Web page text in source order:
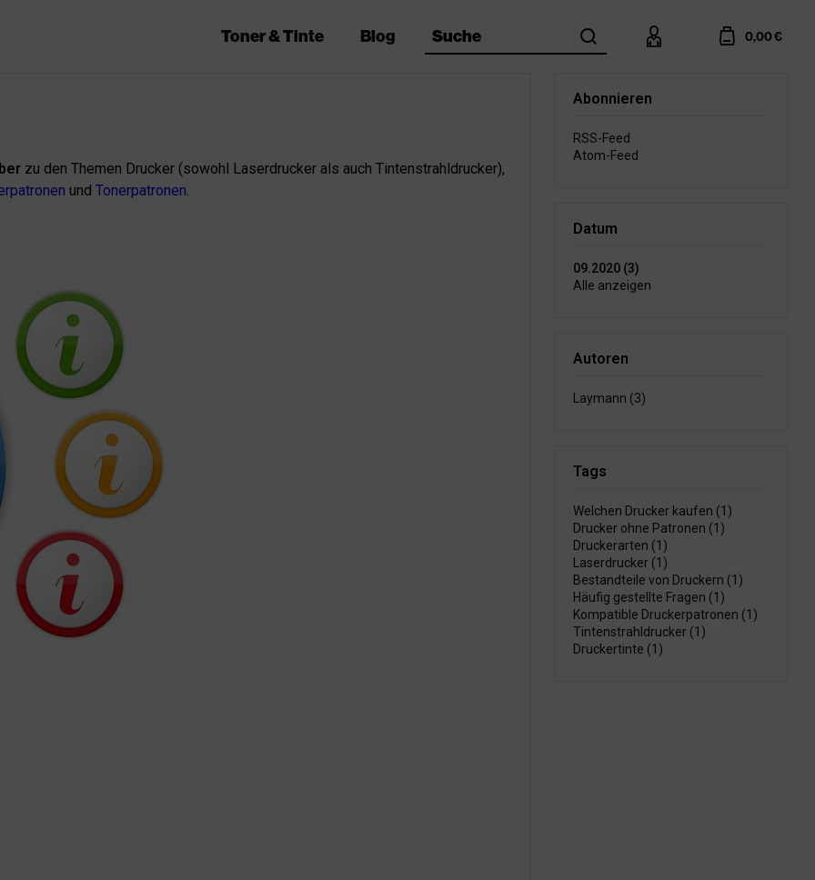
Toner & Tinte Blog Suche search account cart 0,00 €
Abonnieren
RSS-Feed
Atom-Feed
Datum
09.2020 (3)
Alle anzeigen
Autoren
Laymann (3)
Tags
Welchen Drucker kaufen (1)
Drucker ohne Patronen (1)
Druckerarten (1)
Laserdrucker (1)
Bestandteile von Druckern (1)
Häufig gestellte Fragen (1)
Kompatible Druckerpatronen (1)
Tintenstrahldrucker (1)
Druckertinte (1)
zu den Themen Drucker (sowohl Laserdrucker als auch Tintenstrahldrucker),
undTonerpatronen.